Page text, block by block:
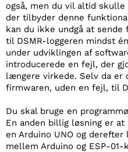
også, men du vil altid
der tilbyder denne
kan du ikke undgå at
til DSMR-loggeren mindst
under udviklingen af
introducerede en fejl, der
længere virkede. Selv da er
firmwaren, uden en fejl, til
Du skal bruge en
En anden billig løsning er
en Arduino UNO og
mellem Arduino og ESP-01-